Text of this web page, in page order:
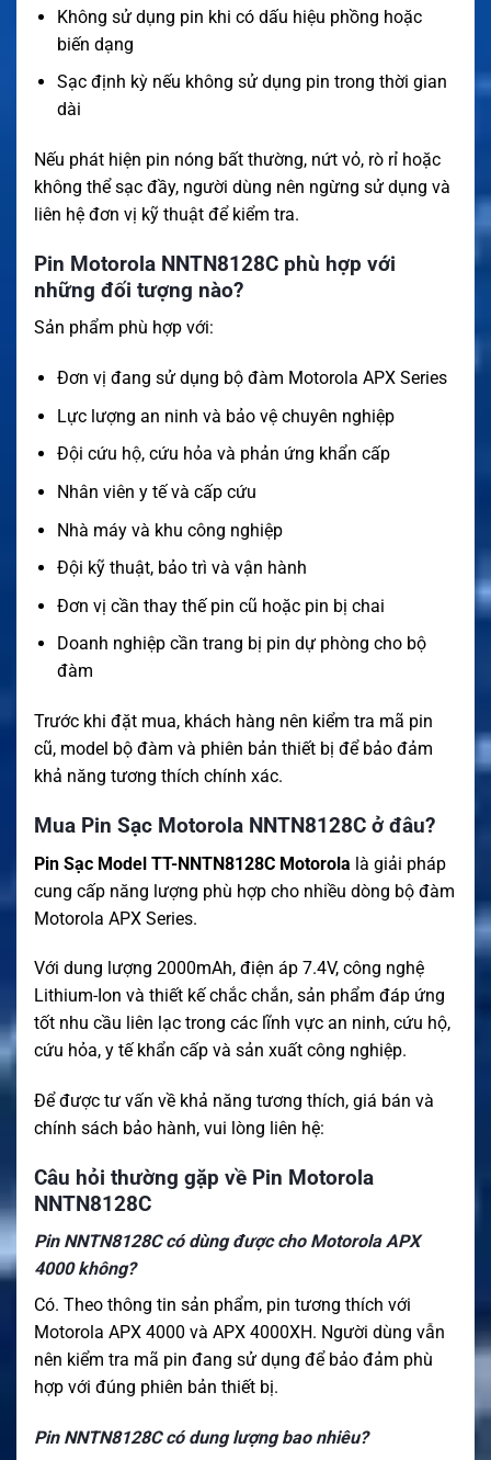
Không sử dụng pin khi có dấu hiệu phồng hoặc
biến dạng
Sạc định kỳ nếu không sử dụng pin trong thời gian
dài
Nếu phát hiện pin nóng bất thường, nứt vỏ, rò rỉ hoặc
không thể sạc đầy, người dùng nên ngừng sử dụng và
liên hệ đơn vị kỹ thuật để kiểm tra.
Pin Motorola NNTN8128C phù hợp với
những đối tượng nào?
Sản phẩm phù hợp với:
Đơn vị đang sử dụng bộ đàm Motorola APX Series
Lực lượng an ninh và bảo vệ chuyên nghiệp
Đội cứu hộ, cứu hỏa và phản ứng khẩn cấp
Nhân viên y tế và cấp cứu
Nhà máy và khu công nghiệp
Đội kỹ thuật, bảo trì và vận hành
Đơn vị cần thay thế pin cũ hoặc pin bị chai
Doanh nghiệp cần trang bị pin dự phòng cho bộ
đàm
Trước khi đặt mua, khách hàng nên kiểm tra mã pin
cũ, model bộ đàm và phiên bản thiết bị để bảo đảm
khả năng tương thích chính xác.
Mua Pin Sạc Motorola NNTN8128C ở đâu?
Pin Sạc Model TT-NNTN8128C Motorola là giải pháp
cung cấp năng lượng phù hợp cho nhiều dòng bộ đàm
Motorola APX Series.
Với dung lượng 2000mAh, điện áp 7.4V, công nghệ
Lithium-Ion và thiết kế chắc chắn, sản phẩm đáp ứng
tốt nhu cầu liên lạc trong các lĩnh vực an ninh, cứu hộ,
cứu hỏa, y tế khẩn cấp và sản xuất công nghiệp.
Để được tư vấn về khả năng tương thích, giá bán và
chính sách bảo hành, vui lòng liên hệ:
Câu hỏi thường gặp về Pin Motorola
NNTN8128C
Pin NNTN8128C có dùng được cho Motorola APX
4000 không?
Có. Theo thông tin sản phẩm, pin tương thích với
Motorola APX 4000 và APX 4000XH. Người dùng vẫn
nên kiểm tra mã pin đang sử dụng để bảo đảm phù
hợp với đúng phiên bản thiết bị.
Pin NNTN8128C có dung lượng bao nhiêu?